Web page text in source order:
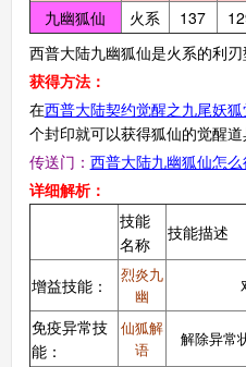
九幽狐仙
火系 137
西普大陆九幽狐仙是火系的利刃
获得方法：
在西普大陆契约觉醒之九尾妖狐
个封印就可以获得狐仙的觉醒道
传送门： 西普大陆九幽狐仙怎
详细解析：
技能
名称
技能描述
增益技能：
烈炎九
幽
免疫异常技
能：
仙狐解
语
解除异常